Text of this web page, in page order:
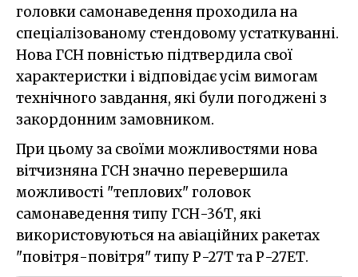
головки самонаведення проходила на
спеціалізованому стендовому устаткуванні.
Нова ГСН повністью підтвердила свої
характеристки і відповідає усім вимогам
технічного завдання, які були погоджені з
закордонним замовником.
При цьому за своїми можливостями нова
вітчизняна ГСН значно перевершила
можливості "теплових" головок
самонаведення типу ГСН-36Т, які
використовуються на авіаційних ракетах
"повітря-повітря" типу Р-27Т та Р-27ЕТ.